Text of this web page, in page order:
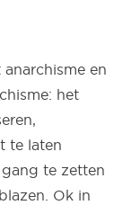
en
het
te laten
te zetten
Ok in